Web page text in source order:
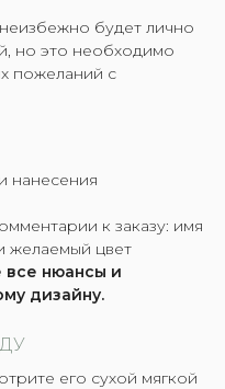
будет лично
но это необходимо
пожеланий с
нанесения
к заказу: имя
желаемый цвет
нюансы и
дизайну.
его сухой мягкой